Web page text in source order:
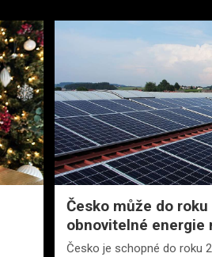
Česko může do
obnovitelné energie
Česko je schopné do roku